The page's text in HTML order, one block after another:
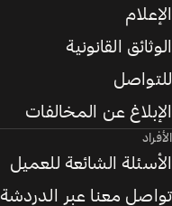
الإعلام
الوثائق القانونية
للتواصل
الإبلاغ عن المخالفات
الأفراد
الأسئلة الشائعة للعميل
تواصل معنا عبر الدردشة